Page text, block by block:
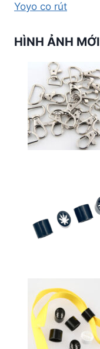
Yoyo co rút
HÌNH ẢNH MỚI